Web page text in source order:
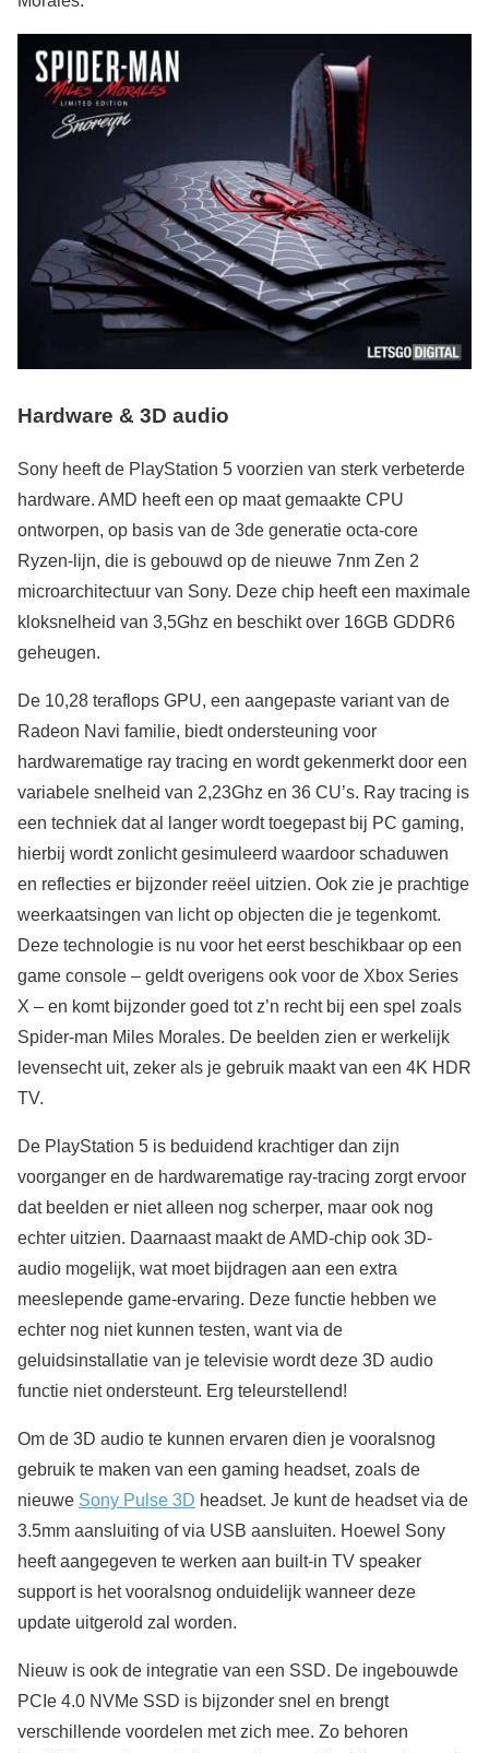
Hardware & 3D audio
Sony heeft de PlayStation 5 voorzien van sterk verbeterde
hardware. AMD heeft een op maat gemaakte CPU
ontworpen, op basis van de 3de generatie octa-core
Ryzen-lijn, die is gebouwd op de nieuwe 7nm Zen 2
microarchitectuur van Sony. Deze chip heeft een maximale
kloksnelheid van 3,5Ghz en beschikt over 16GB GDDR6
geheugen.
De 10,28 teraflops GPU, een aangepaste variant van de
Radeon Navi familie, biedt ondersteuning voor
hardwarematige ray tracing en wordt gekenmerkt door een
variabele snelheid van 2,23Ghz en 36 CU’s. Ray tracing is
een techniek dat al langer wordt toegepast bij PC gaming,
hierbij wordt zonlicht gesimuleerd waardoor schaduwen
en reflecties er bijzonder reëel uitzien. Ook zie je prachtige
weerkaatsingen van licht op objecten die je tegenkomt.
Deze technologie is nu voor het eerst beschikbaar op een
game console – geldt overigens ook voor de Xbox Series
X – en komt bijzonder goed tot z’n recht bij een spel zoals
Spider-man Miles Morales. De beelden zien er werkelijk
levensecht uit, zeker als je gebruik maakt van een 4K HDR
TV.
De PlayStation 5 is beduidend krachtiger dan zijn
voorganger en de hardwarematige ray-tracing zorgt ervoor
dat beelden er niet alleen nog scherper, maar ook nog
echter uitzien. Daarnaast maakt de AMD-chip ook 3D-
audio mogelijk, wat moet bijdragen aan een extra
meeslepende game-ervaring. Deze functie hebben we
echter nog niet kunnen testen, want via de
geluidsinstallatie van je televisie wordt deze 3D audio
functie niet ondersteunt. Erg teleurstellend!
Om de 3D audio te kunnen ervaren dien je vooralsnog
gebruik te maken van een gaming headset, zoals de
nieuwe Sony Pulse 3D headset. Je kunt de headset via de
3.5mm aansluiting of via USB aansluiten. Hoewel Sony
heeft aangegeven te werken aan built-in TV speaker
support is het vooralsnog onduidelijk wanneer deze
update uitgerold zal worden.
Nieuw is ook de integratie van een SSD. De ingebouwde
PCIe 4.0 NVMe SSD is bijzonder snel en brengt
verschillende voordelen met zich mee. Zo behoren